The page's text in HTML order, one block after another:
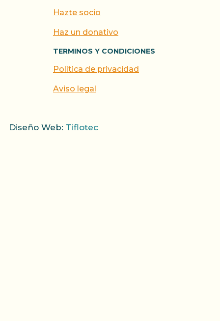
Hazte socio
Haz un donativo
TERMINOS Y CONDICIONES
Política de privacidad
Aviso legal
Diseño Web: Tiflotec